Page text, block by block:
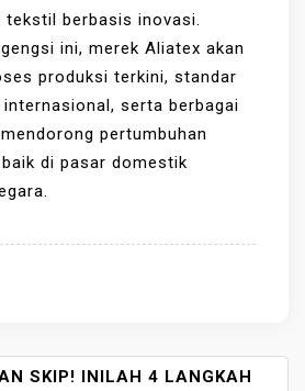
berbasis inovasi.
ini, merek Aliatex akan
produksi terkini, standar
serta berbagai
pertumbuhan
di pasar domestik
SKIP! INILAH 4 LANGKAH